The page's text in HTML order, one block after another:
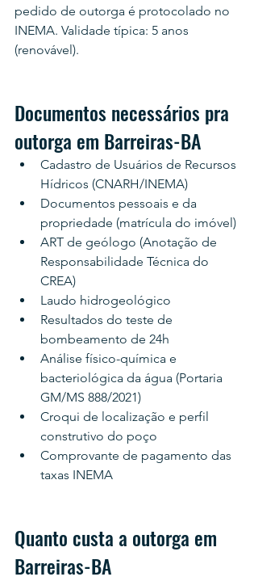
pedido de outorga é protocolado no
INEMA. Validade típica: 5 anos
(renovável).
Documentos necessários pra
outorga em Barreiras-BA
Cadastro de Usuários de Recursos
Hídricos (CNARH/INEMA)
Documentos pessoais e da
propriedade (matrícula do imóvel)
ART de geólogo (Anotação de
Responsabilidade Técnica do
CREA)
Laudo hidrogeológico
Resultados do teste de
bombeamento de 24h
Análise físico-química e
bacteriológica da água (Portaria
GM/MS 888/2021)
Croqui de localização e perfil
construtivo do poço
Comprovante de pagamento das
taxas INEMA
Quanto custa a outorga em
Barreiras-BA